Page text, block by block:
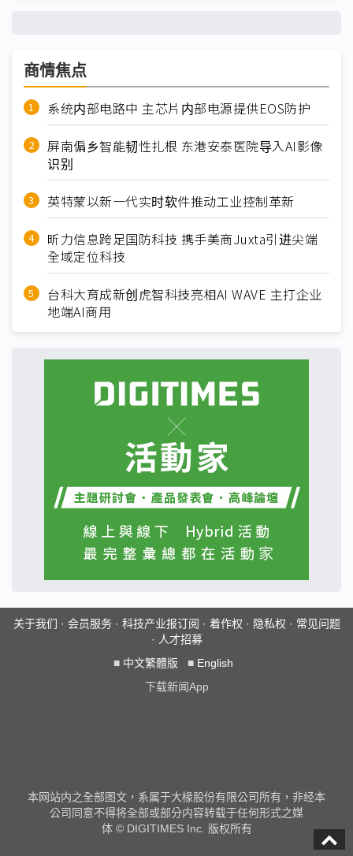
商情焦点
系统内部电路中 主芯片内部电源提供EOS防护
屏南偏乡智能韧性扎根 东港安泰医院导入AI影像
识别
英特蒙以新一代实时软件推动工业控制革新
昕力信息跨足国防科技 携手美商Juxta引进尖端
全域定位科技
台科大育成新创虎智科技亮相AI WAVE 主打企业
地端AI商用
关于我们 · 会员服务· 科技产业报订阅 · 着作权 · 隐私权 · 常见问题
· 人才招募
■ 中文繁體版 ■ English
下载新闻App
本网站内之全部图文，系属于大椽股份有限公司所有，非经本
公司同意不得将全部或部分内容转载于任何形式之媒
体 © DIGITIMES Inc. 版权所有